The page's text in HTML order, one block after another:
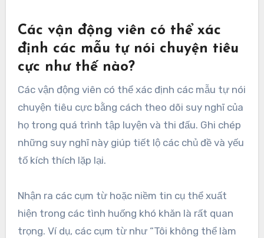
Các vận động viên có thể xác
định các mẫu tự nói chuyện tiêu
cực như thế nào?
Các vận động viên có thể xác định các mẫu tự nói
chuyện tiêu cực bằng cách theo dõi suy nghĩ của
họ trong quá trình tập luyện và thi đấu. Ghi chép
những suy nghĩ này giúp tiết lộ các chủ đề và yếu
tố kích thích lặp lại.
Nhận ra các cụm từ hoặc niềm tin cụ thể xuất
hiện trong các tình huống khó khăn là rất quan
trọng. Ví dụ, các cụm từ như “Tôi không thể làm